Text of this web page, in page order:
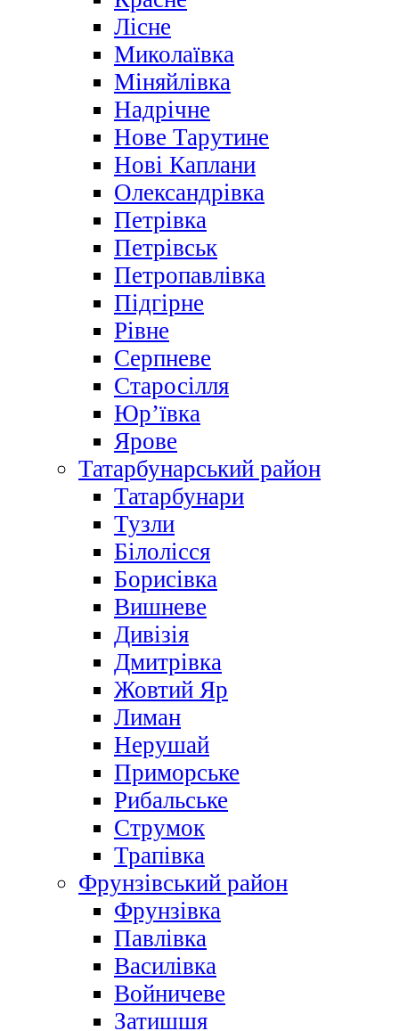
Лісне
Миколаївка
Міняйлівка
Надрічне
Нове Тарутине
Нові Каплани
Олександрівка
Петрівка
Петрівськ
Петропавлівка
Підгірне
Рівне
Серпневе
Старосілля
Юр’ївка
Ярове
Татарбунарський район
Татарбунари
Тузли
Білолісся
Борисівка
Вишневе
Дивізія
Дмитрівка
Жовтий Яр
Лиман
Нерушай
Приморське
Рибальське
Струмок
Трапівка
Фрунзівський район
Фрунзівка
Павлівка
Василівка
Войничеве
Затишшя